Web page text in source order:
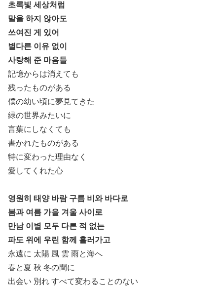
초록빛 세상처럼
말을 하지 않아도
쓰여진 게 있어
별다른 이유 없이
사랑해 준 마음들
記憶からは消えても
残ったものがある
僕の幼い頃に夢見てきた
緑の世界みたいに
言葉にしなくても
書かれたものがある
特に変わった理由なく
愛してくれた心
영원히 태양 바람 구름 비와 바다로
봄과 여름 가을 겨울 사이로
만남 이별 모두 다른 적 없는
파도 위에 우린 함께 흘러가고
永遠に 太陽 風 雲 雨と海へ
春と夏 秋 冬の間に
出会い 別れ すべて変わることのない